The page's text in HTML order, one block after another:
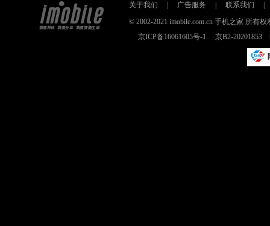
关于我们 广告服务 联系我们
© 2002-2021 imobile.com.cn 手机之家 所有
京ICP备16061605号-1
京B2-20201853